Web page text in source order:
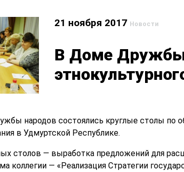
21 ноября 2017 Новости
В Доме Дружбы
народов состоялись круглые столы по
в Удмуртской Республике.
столов — выработка предложений для
коллегии — «Реализация Стратегии